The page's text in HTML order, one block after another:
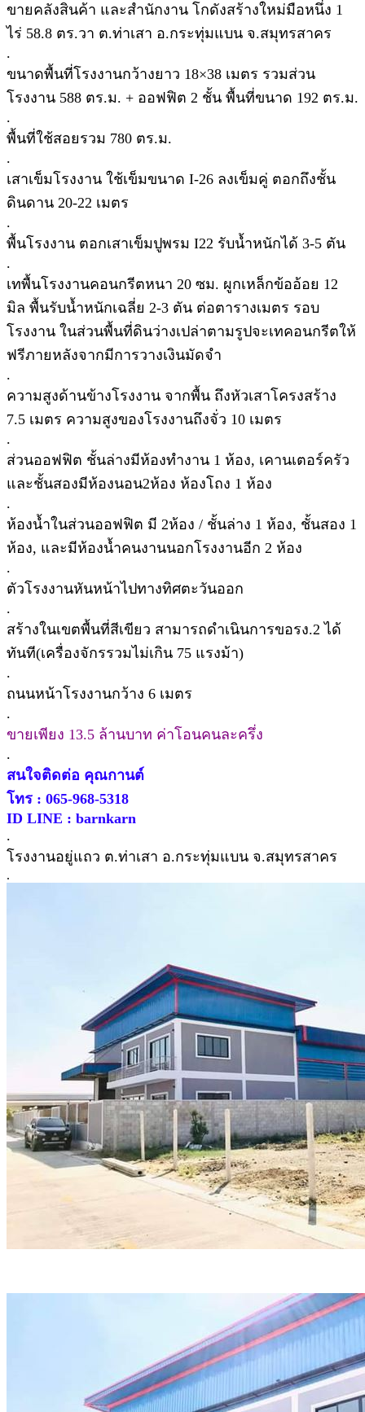
ขายคลังสินค้า และสำนักงาน โกดังสร้างใหม่มือหนึ่ง 1
ไร่ 58.8 ตร.วา ต.ท่าเสา อ.กระทุ่มแบน จ.สมุทรสาคร
.
ขนาดพื้นที่โรงงานกว้างยาว 18×38 เมตร รวมส่วน
โรงงาน 588 ตร.ม. + ออฟฟิต 2 ชั้น พื้นที่ขนาด 192 ตร.ม.
.
พื้นที่ใช้สอยรวม 780 ตร.ม.
.
เสาเข็มโรงงาน ใช้เข็มขนาด I-26 ลงเข็มคู่ ตอกถึงชั้น
ดินดาน 20-22 เมตร
.
พื้นโรงงาน ตอกเสาเข็มปูพรม I22 รับน้ำหนักได้ 3-5 ตัน
.
เทพื้นโรงงานคอนกรีตหนา 20 ซม. ผูกเหล็กข้ออ้อย 12
มิล พื้นรับน้ำหนักเฉลี่ย 2-3 ตัน ต่อตารางเมตร รอบ
โรงงาน ในส่วนพื้นที่ดินว่างเปล่าตามรูปจะเทคอนกรีตให้
ฟรีภายหลังจากมีการวางเงินมัดจำ
.
ความสูงด้านข้างโรงงาน จากพื้น ถึงหัวเสาโครงสร้าง
7.5 เมตร ความสูงของโรงงานถึงจั่ว 10 เมตร
.
ส่วนออฟฟิต ชั้นล่างมีห้องทำงาน 1 ห้อง, เคานเตอร์ครัว
และชั้นสองมีห้องนอน2ห้อง ห้องโถง 1 ห้อง
.
ห้องน้ำในส่วนออฟฟิต มี 2ห้อง / ชั้นล่าง 1 ห้อง, ชั้นสอง 1
ห้อง, และมีห้องน้ำคนงานนอกโรงงานอีก 2 ห้อง
.
ตัวโรงงานหันหน้าไปทางทิศตะวันออก
.
สร้างในเขตพื้นที่สีเขียว สามารถดำเนินการขอรง.2 ได้
ทันที(เครื่องจักรรวมไม่เกิน 75 แรงม้า)
.
ถนนหน้าโรงงานกว้าง 6 เมตร
.
ขายเพียง 13.5 ล้านบาท ค่าโอนคนละครึ่ง
.
สนใจติดต่อ คุณกานต์
โทร : 065-968-5318
ID LINE : barnkarn
.
โรงงานอยู่แถว ต.ท่าเสา อ.กระทุ่มแบน จ.สมุทรสาคร
.